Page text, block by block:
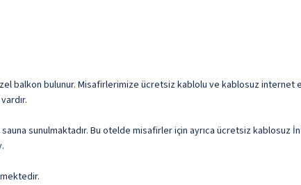
balkon bulunur. Misafirlerimize ücretsiz kablolu ve kablosuz internet
sunulmaktadır. Bu otelde misafirler için ayrıca ücretsiz kablosuz